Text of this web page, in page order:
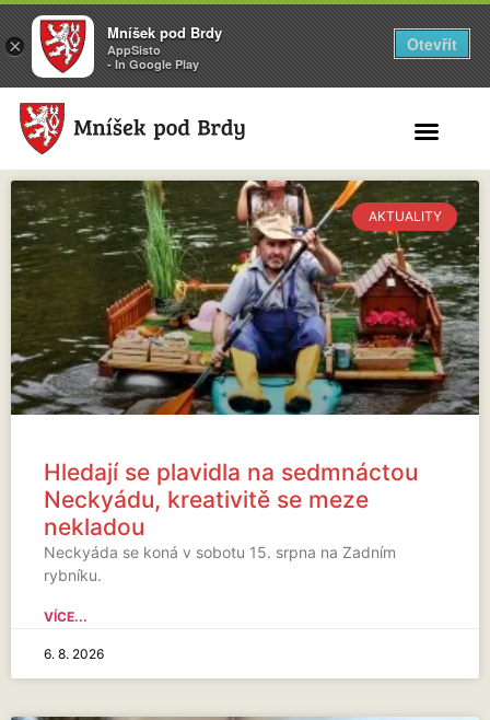
AKTUALITY
Hledají se plavidla na sedmnáctou
Neckyádu, kreativitě se meze
nekladou
Neckyáda se koná v sobotu 15. srpna na Zadním
rybníku.
VÍCE...
6. 8. 2026
×
Mníšek pod Brdy
AppSisto
- In Google Play
Otevřít